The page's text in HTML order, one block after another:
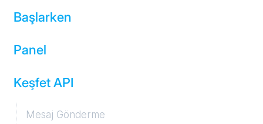
Başlarken
Panel
Giriş
İstatistik ve Raporlar
Keşfet API
Mesaj Gönderme